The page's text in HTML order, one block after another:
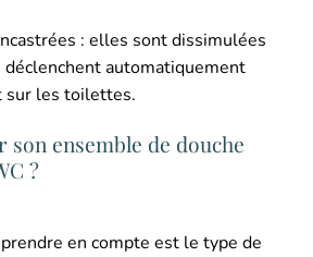
: elles sont dissimulées
automatiquement
sur les toilettes.
ensemble de douche
?
en compte est le type de